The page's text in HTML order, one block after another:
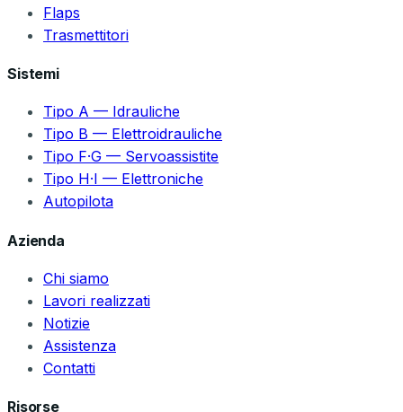
Flaps
Trasmettitori
Sistemi
Tipo A — Idrauliche
Tipo B — Elettroidrauliche
Tipo F·G — Servoassistite
Tipo H·I — Elettroniche
Autopilota
Azienda
Chi siamo
Lavori realizzati
Notizie
Assistenza
Contatti
Risorse